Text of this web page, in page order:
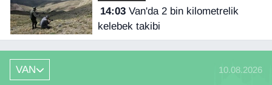
14:03Van'da 2 bin kilometrelik
kelebek takibi
VAN 10.08.2026